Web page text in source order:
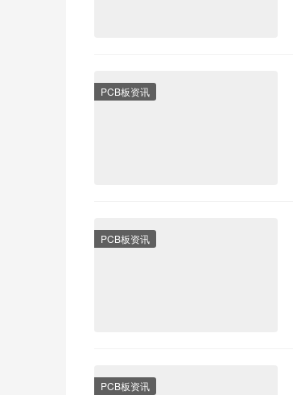
PCB板资讯
PCB板资讯
PCB板资讯